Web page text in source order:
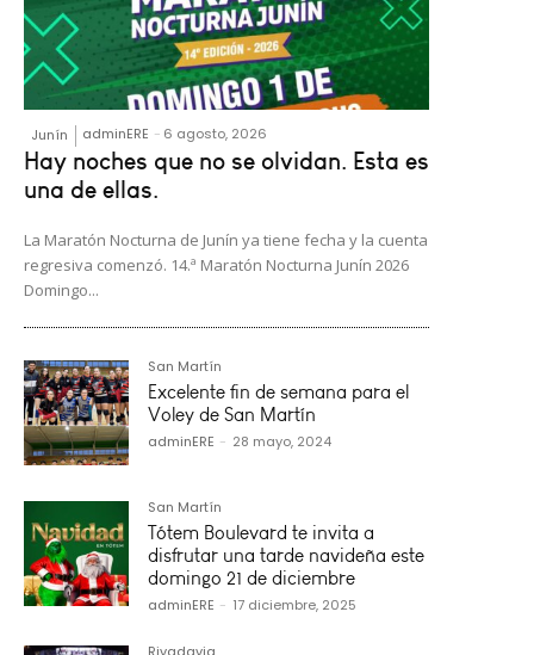
Junín adminERE - 6 agosto, 2026
Hay noches que no se olvidan. Esta es
una de ellas.
La Maratón Nocturna de Junín ya tiene fecha y la cuenta
regresiva comenzó. 14.ª Maratón Nocturna Junín 2026
Domingo...
San Martín
Excelente fin de semana para el
Voley de San Martín
adminERE - 28 mayo, 2024
San Martín
Tótem Boulevard te invita a
disfrutar una tarde navideña este
domingo 21 de diciembre
adminERE - 17 diciembre, 2025